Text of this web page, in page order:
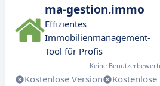
ma-gestion.immo
Effizientes
Immobilienmanagement-
Tool für Profis
Keine
Kostenlose Version
Kostenlose